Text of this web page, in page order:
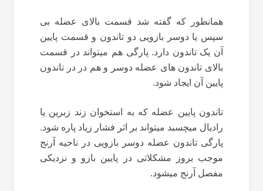
همانطور که گفته شد قسمت بالای عضله بی
سپس یا دوسر بازویی دو تاندون و قسمت پایین
آن یک تاندون دارد. پارگی هم میتواند در قسمت
بالای تاندون های عضله دوسر و هم در در تاندون
پایین آن ایجاد شود.
تاندون پایین عضله که به استخوان زند زبرین یا
رادیال میچسبد میتواند بر اثر فشار زیاد پاره شود.
پارگی تاندون عضله دوسر بازویی در ناحیه آرنج
موجب بروز مشکلاتی در پایین بازو و نزدیکی
مفصل آرنج میشود.